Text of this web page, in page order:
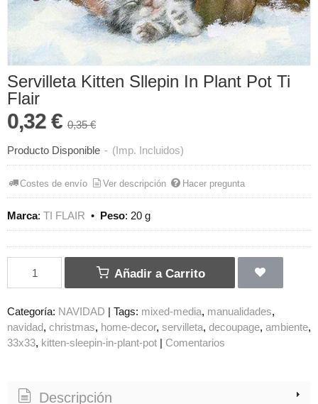
Servilleta Kitten Sllepin In Plant Pot Ti
Flair
0,32 € 0,35 €
Producto Disponible - (Imp. Incluidos)
Costes de envío Ver descripción Hacer pregunta
Marca: TI FLAIR • Peso: 20 g
Añadir a Carrito
Categoría: NAVIDAD Tags: mixed-media manualidades
navidad christmas home-decor servilleta decoupage ambiente
33x33 kitten-sleepin-in-plant-pot Comentarios
Descripción